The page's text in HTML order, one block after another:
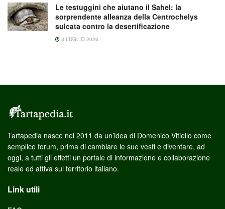
Le testuggini che aiutano il Sahel: la
sorprendente alleanza della Centrochelys
sulcata contro la desertificazione
3 LUGLIO 2026
Tartapedia nasce nel 2011 da un’idea di Domenico Vitiello come
semplice forum, prima di cambiare le sue vesti e diventare, ad
oggi, a tutti gli effetti un portale di informazione e collaborazione
reale ed attiva sul territorio italiano.
Link utili